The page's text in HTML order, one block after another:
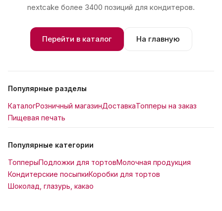
nextcake более 3400 позиций для кондитеров.
Перейти в каталог На главную
Популярные разделы
КаталогРозничный магазинДоставкаТопперы на заказ
Пищевая печать
Популярные категории
ТопперыПодложки для тортовМолочная продукция
Кондитерские посыпкиКоробки для тортов
Шоколад, глазурь, какао